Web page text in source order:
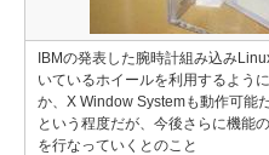
IBMの発表した腕時計組み込み
いているホイールを利用するよう
か、X Window Systemも動作可能
という程度だが、今後さらに機能
を行なっていくとのこと